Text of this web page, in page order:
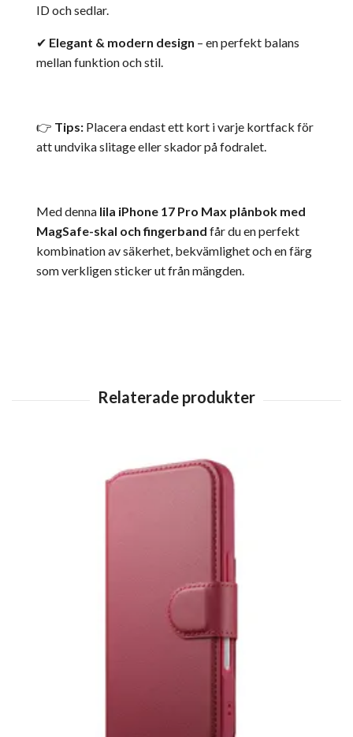
ID och sedlar.
✔ Elegant & modern design – en perfekt balans
mellan funktion och stil.
👉 Tips: Placera endast ett kort i varje kortfack för
att undvika slitage eller skador på fodralet.
Med denna lila iPhone 17 Pro Max plånbok med
MagSafe-skal och fingerband får du en perfekt
kombination av säkerhet, bekvämlighet och en färg
som verkligen sticker ut från mängden.